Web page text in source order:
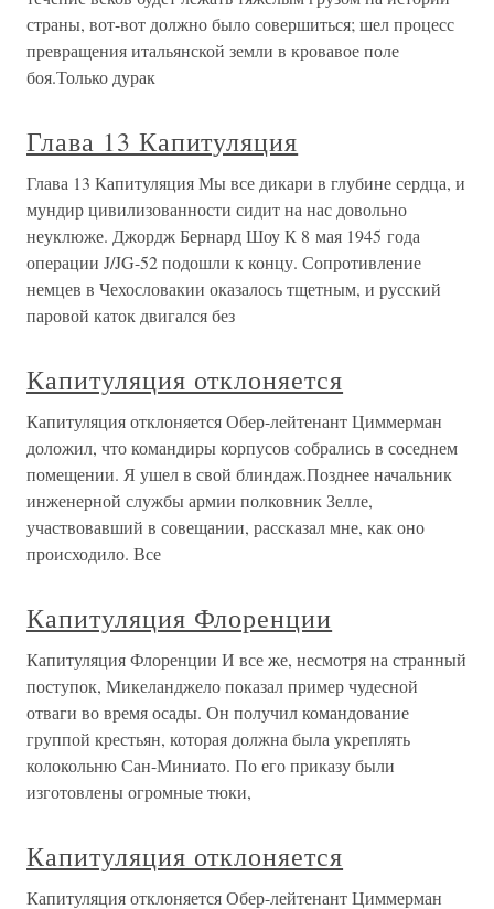
страны, вот-вот должно было совершиться; шел процесс
превращения итальянской земли в кровавое поле
боя.Только дурак
Глава 13 Капитуляция
Глава 13 Капитуляция Мы все дикари в глубине сердца, и
мундир цивилизованности сидит на нас довольно
неуклюже. Джордж Бернард Шоу К 8 мая 1945 года
операции J/JG-52 подошли к концу. Сопротивление
немцев в Чехословакии оказалось тщетным, и русский
паровой каток двигался без
Капитуляция отклоняется
Капитуляция отклоняется Обер-лейтенант Циммерман
доложил, что командиры корпусов собрались в соседнем
помещении. Я ушел в свой блиндаж.Позднее начальник
инженерной службы армии полковник Зелле,
участвовавший в совещании, рассказал мне, как оно
происходило. Все
Капитуляция Флоренции
Капитуляция Флоренции И все же, несмотря на странный
поступок, Микеланджело показал пример чудесной
отваги во время осады. Он получил командование
группой крестьян, которая должна была укреплять
колокольню Сан-Миниато. По его приказу были
изготовлены огромные тюки,
Капитуляция отклоняется
Капитуляция отклоняется Обер-лейтенант Циммерман